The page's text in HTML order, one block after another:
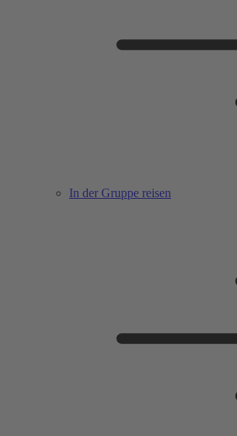
In der Gruppe reisen